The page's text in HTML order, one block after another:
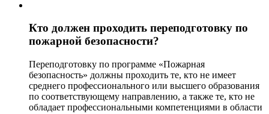
Кто должен проходить переподготовку по
пожарной безопасности?
Переподготовку по программе «Пожарная
безопасность» должны проходить те, кто не имеет
среднего профессионального или высшего образования
по соответствующему направлению, а также те, кто не
обладает профессиональными компетенциями в области